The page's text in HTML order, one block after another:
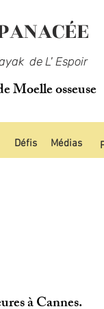
de L' Espoir
Moelle osseuse
Défis Médias
à Cannes.